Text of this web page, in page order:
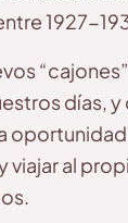
1927-
días, y
viajar al